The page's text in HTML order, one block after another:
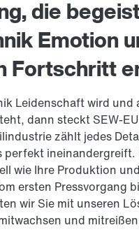
die
Emotion
Fortschritt
Leidenschaft wird und
dann steckt SEW-
zählt jedes
perfekt ineinandergreift.
wie Ihre Produktion
ersten Pressvorgang
wir Sie mit unseren
und